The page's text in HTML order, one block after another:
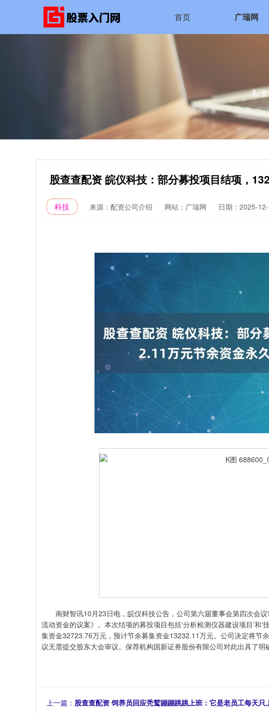
首页 广瑞网
配
股查查配资 皖仪科技：部分募投项目结项，
科技 来源：配资公司介绍 网站：广瑞网 日期：2025-
南财智讯10月23日电，皖仪科技公告，公司第六届董事会第四次会
流动资金的议案》。本次结项的募投项目包括‘分析检测仪器建设项目’和
集资金32723.76万元，预计节余募集资金13232.11万元。公司决定将节
议无需提交股东大会审议。保荐机构国新证券股份有限公司对此出具了明
上一篇： 股查查配资 饲养员回应秃鹫蹦蹦跳跳上班：它是老员工每天